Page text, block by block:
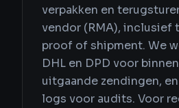
verpakken en
vendor (RMA), inclusief
proof of shipment. We
DHL en DPD voor
uitgaande zendingen,
logs voor audits. Voor